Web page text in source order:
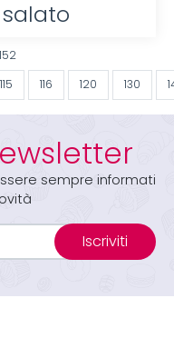
115 116 120 130
sempre informati
Iscriviti